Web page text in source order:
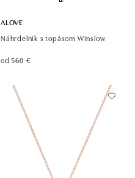
ALOVE
Náhrdelník s topásom Winslow
od 560 €